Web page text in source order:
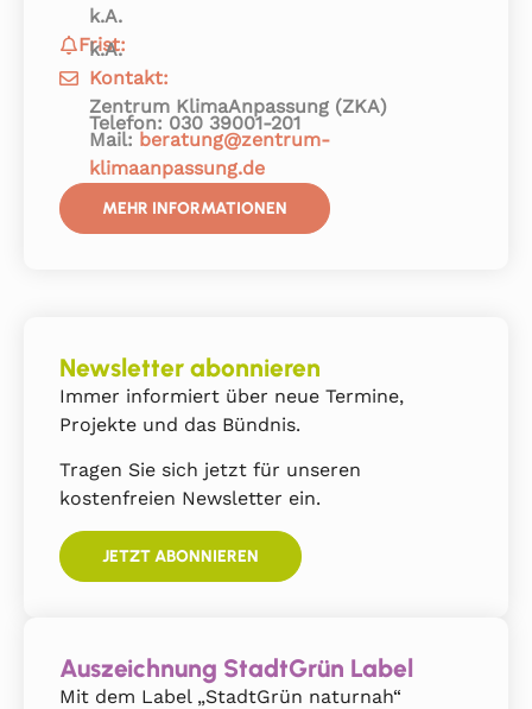
k.A.
Frist:
k.A.
Kontakt:
Zentrum KlimaAnpassung (ZKA)
Telefon: 030 39001-201
Mail: beratung@zentrum-
klimaanpassung.de
MEHR INFORMATIONEN
Newsletter abonnieren
Immer informiert über neue Termine,
Projekte und das Bündnis.
Tragen Sie sich jetzt für unseren
kostenfreien Newsletter ein.
JETZT ABONNIEREN
Auszeichnung StadtGrün Label
Mit dem Label „StadtGrün naturnah“